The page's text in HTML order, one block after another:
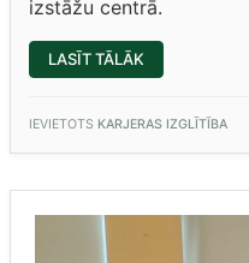
izstāžu centrā.
LASĪT TĀLĀK
2026””
IEVIETOTS KARJERAS IZGLĪTĪBA